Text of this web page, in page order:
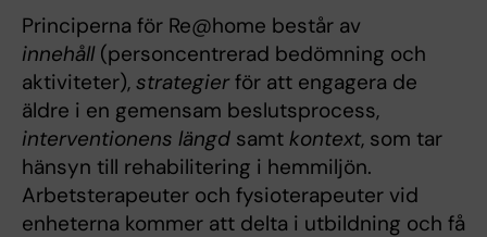
Principerna för Re@home består av
innehåll (personcentrerad bedömning och
aktiviteter), strategier för att engagera de
äldre i en gemensam beslutsprocess,
interventionens längd samt kontext, som tar
hänsyn till rehabilitering i hemmiljön.
Arbetsterapeuter och fysioterapeuter vid
enheterna kommer att delta i utbildning och få